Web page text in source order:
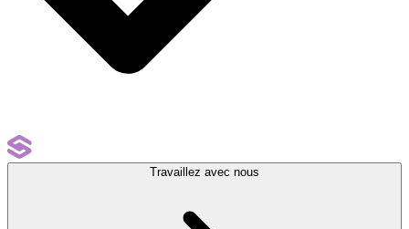
Travaillez avec nous